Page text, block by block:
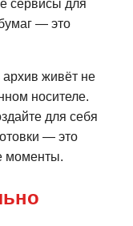
сервисы для
— это
архив живёт не
носителе.
для себя
— это
моменты.